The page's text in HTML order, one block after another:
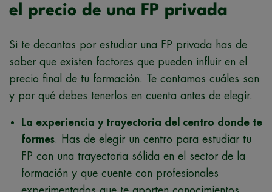
el precio de una FP privada
Si te decantas por estudiar una FP privada has de
saber que existen factores que pueden influir en el
precio final de tu formación. Te contamos cuáles son
y por qué debes tenerlos en cuenta antes de elegir.
La experiencia y trayectoria del centro donde te
formes. Has de elegir un centro para estudiar tu
FP con una trayectoria sólida en el sector de la
formación y que cuente con profesionales